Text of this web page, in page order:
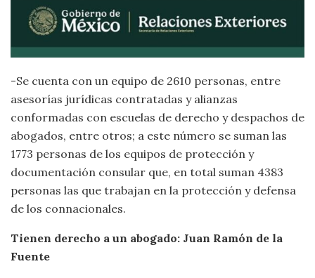
-Se cuenta con un equipo de 2610 personas, entre
asesorías jurídicas contratadas y alianzas
conformadas con escuelas de derecho y despachos de
abogados, entre otros; a este número se suman las
1773 personas de los equipos de protección y
documentación consular que, en total suman 4383
personas las que trabajan en la protección y defensa
de los connacionales.
Tienen derecho a un abogado: Juan Ramón de la
Fuente